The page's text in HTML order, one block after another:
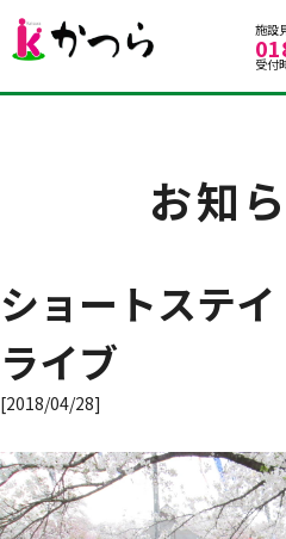
グル 施設
受付
お知
ショートステ
ライブ
[2018/04/28]